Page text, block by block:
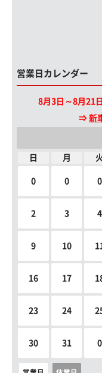
営業日カレンダー
8月3日～8月21
⇒新
日 月
0 0 0
2 3 4
9 10 11
16 17
23 24
30 31 0